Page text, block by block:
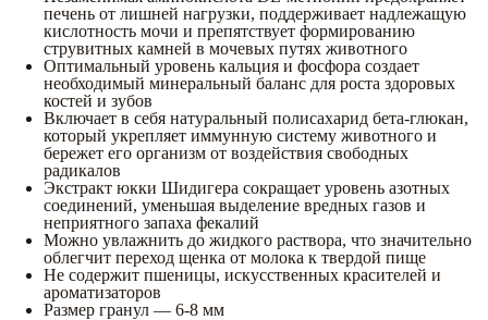
печень от лишней нагрузки, поддерживает надлежащую
кислотность мочи и препятствует формированию
струвитных камней в мочевых путях животного
Оптимальный уровень кальция и фосфора создает
необходимый минеральный баланс для роста здоровых
костей и зубов
Включает в себя натуральный полисахарид бета-глюкан,
который укрепляет иммунную систему животного и
бережет его организм от воздействия свободных
радикалов
Экстракт юкки Шидигера сокращает уровень азотных
соединений, уменьшая выделение вредных газов и
неприятного запаха фекалий
Можно увлажнить до жидкого раствора, что значительно
облегчит переход щенка от молока к твердой пище
Не содержит пшеницы, искусственных красителей и
ароматизаторов
Размер гранул — 6-8 мм